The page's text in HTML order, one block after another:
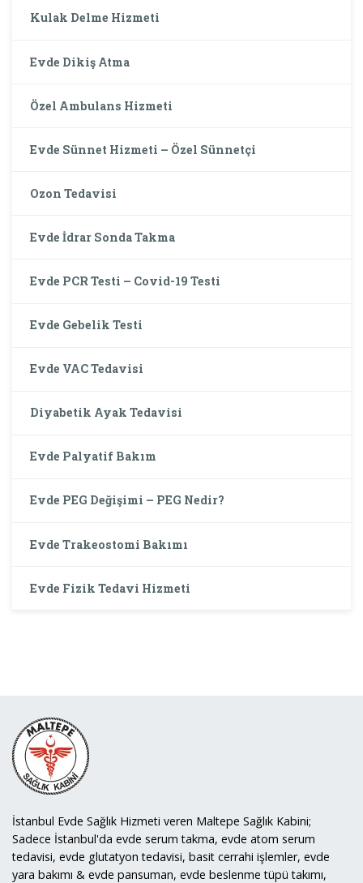
Kulak Delme Hizmeti
Evde Dikiş Atma
Özel Ambulans Hizmeti
Evde Sünnet Hizmeti – Özel Sünnetçi
Ozon Tedavisi
Evde İdrar Sonda Takma
Evde PCR Testi – Covid-19 Testi
Evde Gebelik Testi
Evde VAC Tedavisi
Diyabetik Ayak Tedavisi
Evde Palyatif Bakım
Evde PEG Değişimi – PEG Nedir?
Evde Trakeostomi Bakımı
Evde Fizik Tedavi Hizmeti
İstanbul Evde Sağlık Hizmeti veren Maltepe Sağlık Kabini;
Sadece İstanbul'da evde serum takma, evde atom serum
tedavisi, evde glutatyon tedavisi, basit cerrahi işlemler, evde
yara bakımı & evde pansuman, evde beslenme tüpü takımı,